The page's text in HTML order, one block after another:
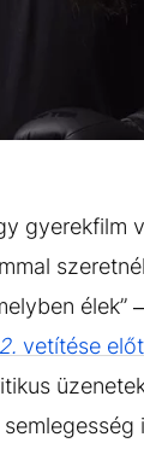
gyerekfilm
élek”
vetítése